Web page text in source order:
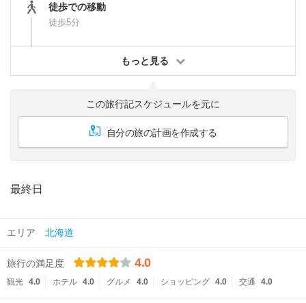
徒歩での移動
徒歩5分
もっと見る
この旅行記スケジュールを元に
自分の旅の計画を作成する
最終日
エリア 北海道
旅行の満足度 4.0
観光 4.0 ホテル 4.0 グルメ 4.0 ショッピング 4.0 交通 4.0